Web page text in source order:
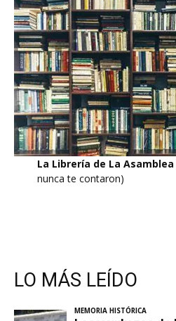
La Librería de La Asamblea
nunca te contaron)
LO MÁS LEÍDO